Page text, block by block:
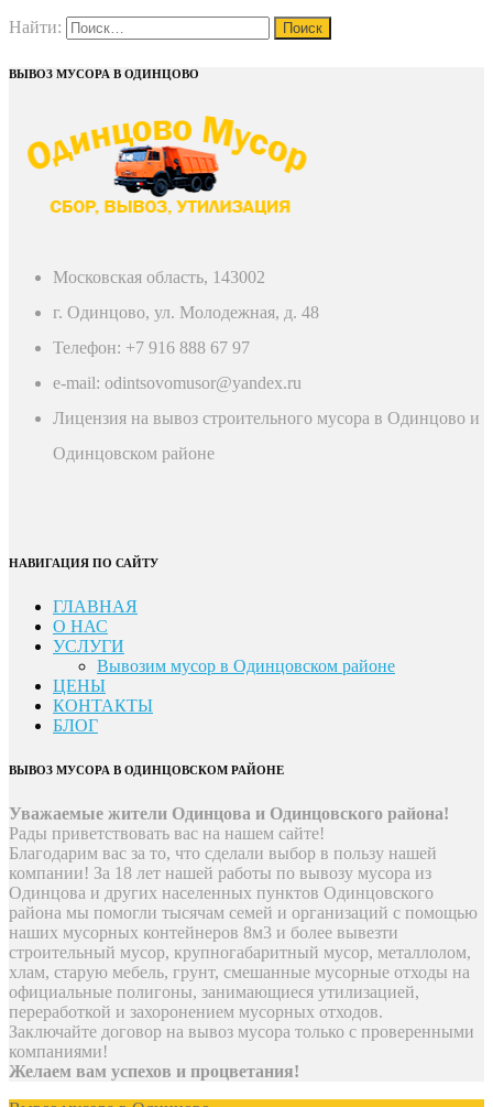
Найти:
ВЫВОЗ МУСОРА В ОДИНЦОВО
Московская область, 143002
г. Одинцово, ул. Молодежная, д. 48
Телефон: +7 916 888 67 97
e-mail: odintsovomusor@yandex.ru
Лицензия на вывоз строительного мусора в Одинцово и
Одинцовском районе
НАВИГАЦИЯ ПО САЙТУ
ГЛАВНАЯ
О НАС
УСЛУГИ
Вывозим мусор в Одинцовском районе
ЦЕНЫ
КОНТАКТЫ
БЛОГ
ВЫВОЗ МУСОРА В ОДИНЦОВСКОМ РАЙОНЕ
Уважаемые жители Одинцова и Одинцовского района!
Рады приветствовать вас на нашем сайте!
Благодарим вас за то, что сделали выбор в пользу нашей
компании! За 18 лет нашей работы по вывозу мусора из
Одинцова и других населенных пунктов Одинцовского
района мы помогли тысячам семей и организаций с помощью
наших мусорных контейнеров 8м3 и более вывезти
строительный мусор, крупногабаритный мусор, металлолом,
хлам, старую мебель, грунт, смешанные мусорные отходы на
официальные полигоны, занимающиеся утилизацией,
переработкой и захоронением мусорных отходов.
Заключайте договор на вывоз мусора только с проверенными
компаниями!
Желаем вам успехов и процветания!